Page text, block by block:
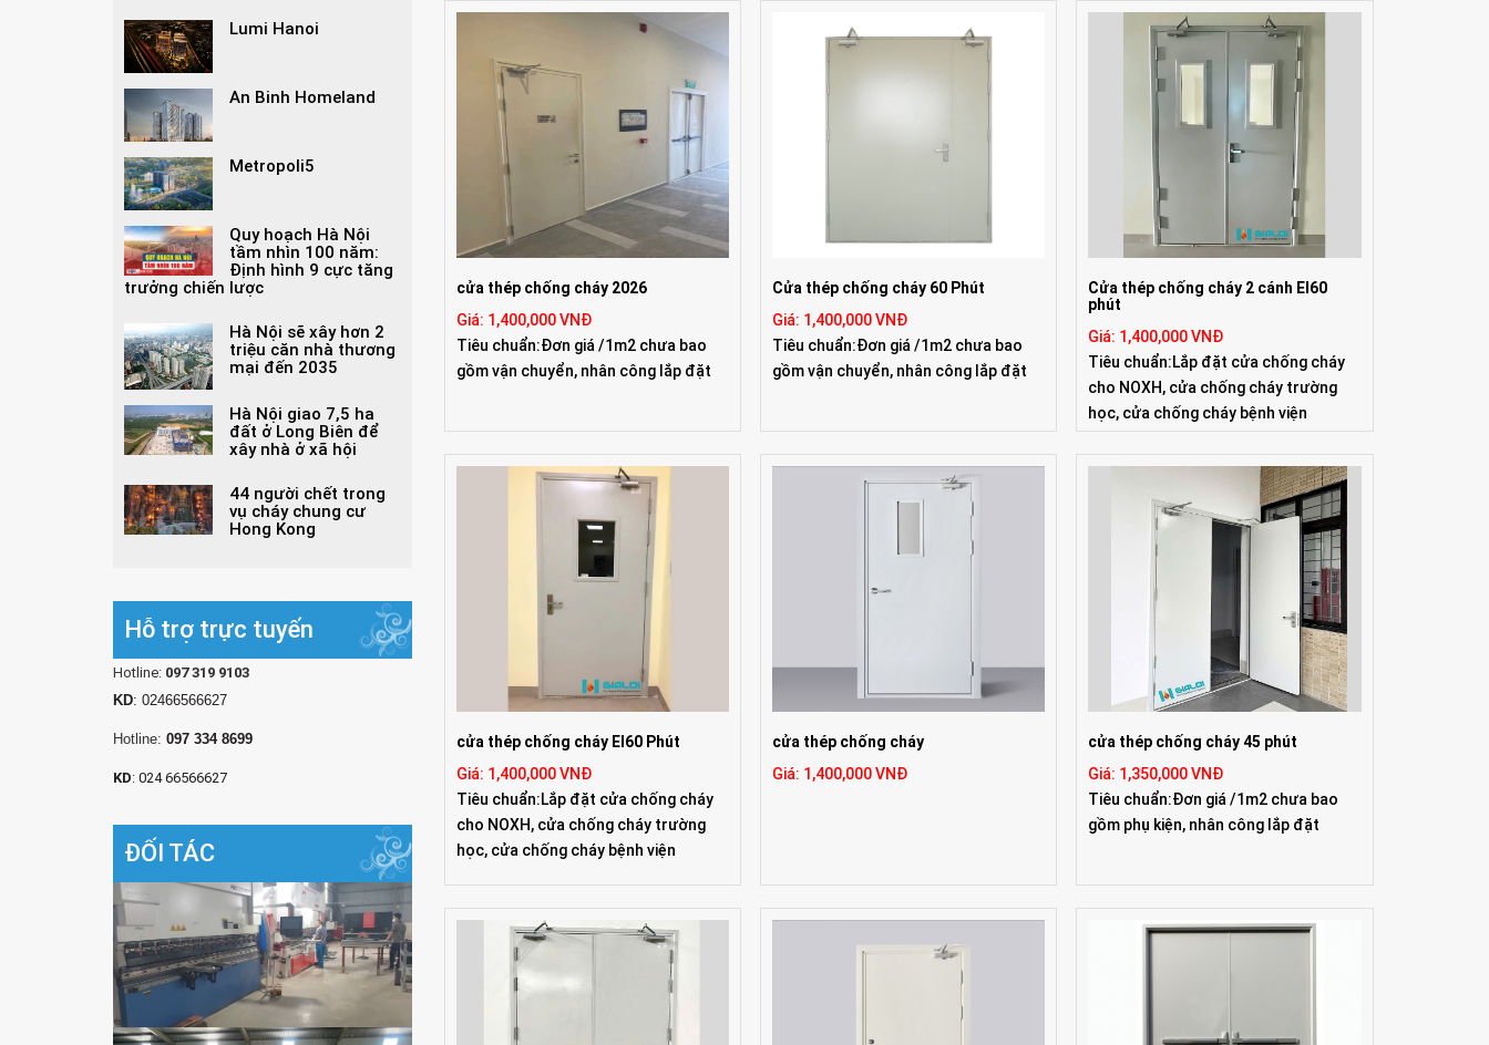
cửa thép chống cháy 2026
Giá: 1,400,000 VNĐ
Tiêu chuẩn:Đơn giá /1m2 chưa bao
gồm vận chuyển, nhân công lắp đặt
Cửa thép chống cháy 60 Phút
Giá: 1,400,000 VNĐ
Tiêu chuẩn:Đơn giá /1m2 chưa bao
gồm vận chuyển, nhân công lắp đặt
Cửa thép chống cháy 2 cánh EI60
phút
Giá: 1,400,000 VNĐ
Tiêu chuẩn:Lắp đặt cửa chống cháy
cho NOXH, cửa chống cháy trường
học, cửa chống cháy bệnh viện
cửa thép chống cháy EI60 Phút
Giá: 1,400,000 VNĐ
Tiêu chuẩn:Lắp đặt cửa chống cháy
cho NOXH, cửa chống cháy trường
học, cửa chống cháy bệnh viện
cửa thép chống cháy
Giá: 1,400,000 VNĐ
cửa thép chống cháy 45 phút
Giá: 1,350,000 VNĐ
Tiêu chuẩn:Đơn giá /1m2 chưa bao
gồm phụ kiện, nhân công lắp đặt
Lumi Hanoi
An Binh Homeland
Metropoli5
Quy hoạch Hà Nội
tầm nhìn 100 năm:
Định hình 9 cực tăng
trưởng chiến lược
Hà Nội sẽ xây hơn 2
triệu căn nhà thương
mại đến 2035
Hà Nội giao 7,5 ha
đất ở Long Biên để
xây nhà ở xã hội
44 người chết trong
vụ cháy chung cư
Hong Kong
Hỗ trợ trực tuyến
Hotline: 097 319 9103
KD: 02466566627
Hotline: 097 334 8699
KD: 024 66566627
ĐỐI TÁC